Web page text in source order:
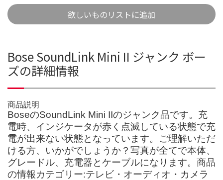
欲しいものリストに追加
Bose SoundLink Mini II ジャンク ボー
ズの詳細情報
商品説明
BoseのSoundLink Mini IIのジャンク品です。充
電時、インジケータが赤く点滅している状態で充
電が出来ない状態となっています。ご理解いただ
ける方、いかがでしょうか？写真が全てで本体、
グレードル、充電器とケーブルになります。商品
の情報カテゴリー:テレビ・オーディオ・カメラ